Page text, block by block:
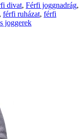
divat, Férfi joggnadrág,
, férfi ruházat, férfi
joggerek